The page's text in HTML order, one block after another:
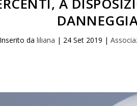
Inserito da liliana | 24 Set 2019 |